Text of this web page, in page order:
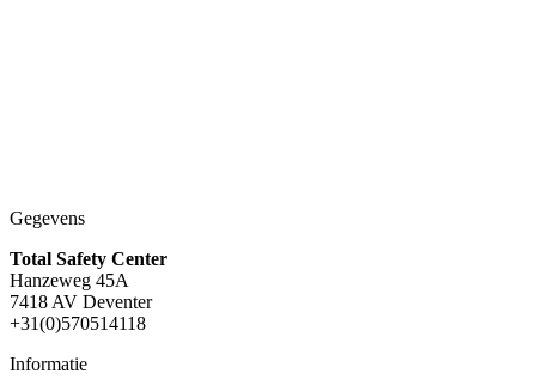
Gegevens
Total Safety Center
Hanzeweg 45A
7418 AV Deventer
+31(0)570514118
Informatie